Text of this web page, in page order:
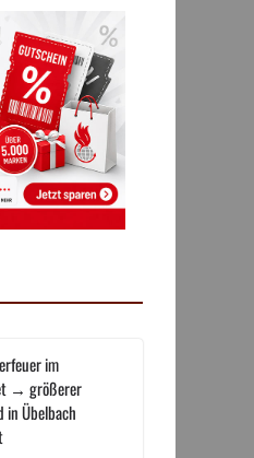
im
→ größerer
in Übelbach